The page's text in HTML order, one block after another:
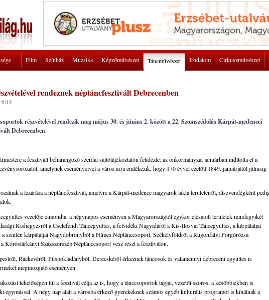
Film Színház Muzsika Képzőművészet Táncművészet Irodalom Cirkuszművészet
rendeznek néptáncfesztivált Debrecenben
részvételével rendezik meg május 30. és június 2. között a 22. Szomszédolás Kárpát-medencei
Debrecenben.
a fesztivált beharangozó szerdai sajtótájékoztatón felidézte: az önkormányzat januárban indította el a
amelynek eseményeivel a város arra emlékezik, hogy 170 évvel ezelőtt 1849. januárjától júliusig
a lezárása a néptáncfesztivál, amelyre a Kárpát-medence magyarok lakta területeiről, díszvendégként
vezetője elmondta: a négynapos eseményen a Magyarországtól egykor elcsatolt területek mindegyikét
Kishegyesről a Cselefendi Táncegyüttes, a felvidéki Nagyidáról a Kis-Ilosvai Táncegyüttes, a kárpátaljai
a szintén kárpátaljai Nagydobronyból a Hímes Néptánccsoport, Székelyföldről a Rugonfalvi Forgórózsa
Köröstárkányi Százszorszép Néptánccsoport vesz részt a fesztiválon.
Ráckevéről, Püspökladányból, Derecskéről érkeznek táncosok és valamennyi debreceni együttes is
megmozgató eseményen.
lehetőségen túl a fesztivál célja az is, hogy a tánccsoportok tagjai, vezetői szoros, a későbbiekben is
egymással. A négy nap alatt a városba érkező gyerekeknek számos egyéb kulturális programot is kínálnak a